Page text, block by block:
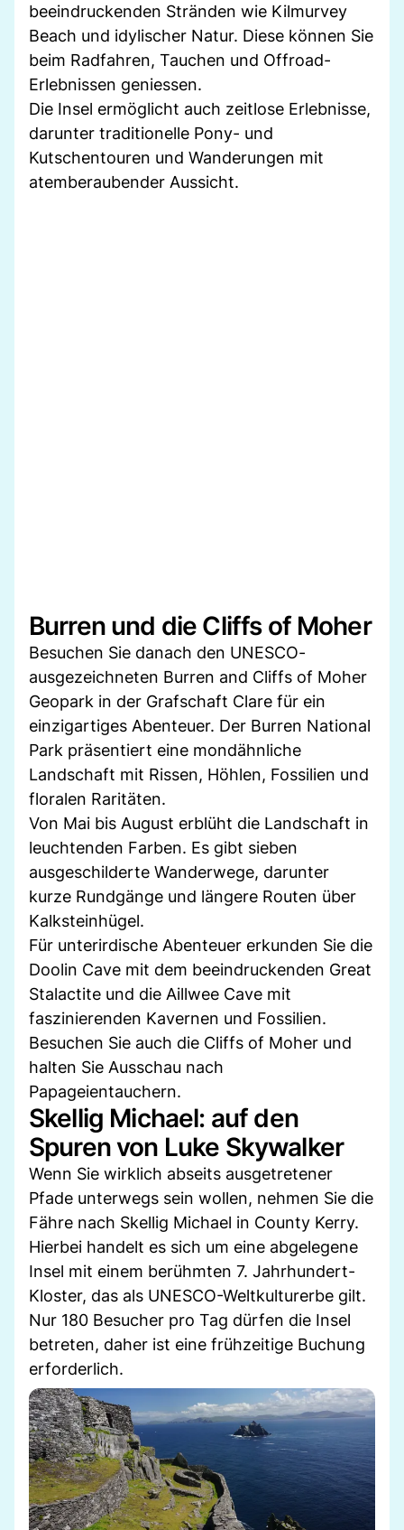
beeindruckenden Stränden wie Kilmurvey
Beach und idylischer Natur. Diese können Sie
beim Radfahren, Tauchen und Offroad-
Erlebnissen geniessen.
Die Insel ermöglicht auch zeitlose Erlebnisse,
darunter traditionelle Pony- und
Kutschentouren und Wanderungen mit
atemberaubender Aussicht.
Burren und die Cliffs of Moher
Besuchen Sie danach den UNESCO-
ausgezeichneten Burren and Cliffs of Moher
Geopark in der Grafschaft Clare für ein
einzigartiges Abenteuer. Der Burren National
Park präsentiert eine mondähnliche
Landschaft mit Rissen, Höhlen, Fossilien und
floralen Raritäten.
Von Mai bis August erblüht die Landschaft in
leuchtenden Farben. Es gibt sieben
ausgeschilderte Wanderwege, darunter
kurze Rundgänge und längere Routen über
Kalksteinhügel.
Für unterirdische Abenteuer erkunden Sie die
Doolin Cave mit dem beeindruckenden Great
Stalactite und die Aillwee Cave mit
faszinierenden Kavernen und Fossilien.
Besuchen Sie auch die Cliffs of Moher und
halten Sie Ausschau nach
Papageientauchern.
Skellig Michael: auf den
Spuren von Luke Skywalker
Wenn Sie wirklich abseits ausgetretener
Pfade unterwegs sein wollen, nehmen Sie die
Fähre nach Skellig Michael in County Kerry.
Hierbei handelt es sich um eine abgelegene
Insel mit einem berühmten 7. Jahrhundert-
Kloster, das als UNESCO-Weltkulturerbe gilt.
Nur 180 Besucher pro Tag dürfen die Insel
betreten, daher ist eine frühzeitige Buchung
erforderlich.